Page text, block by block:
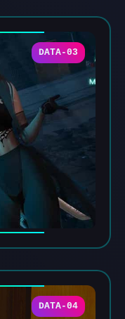
DATA-03
DATA-04